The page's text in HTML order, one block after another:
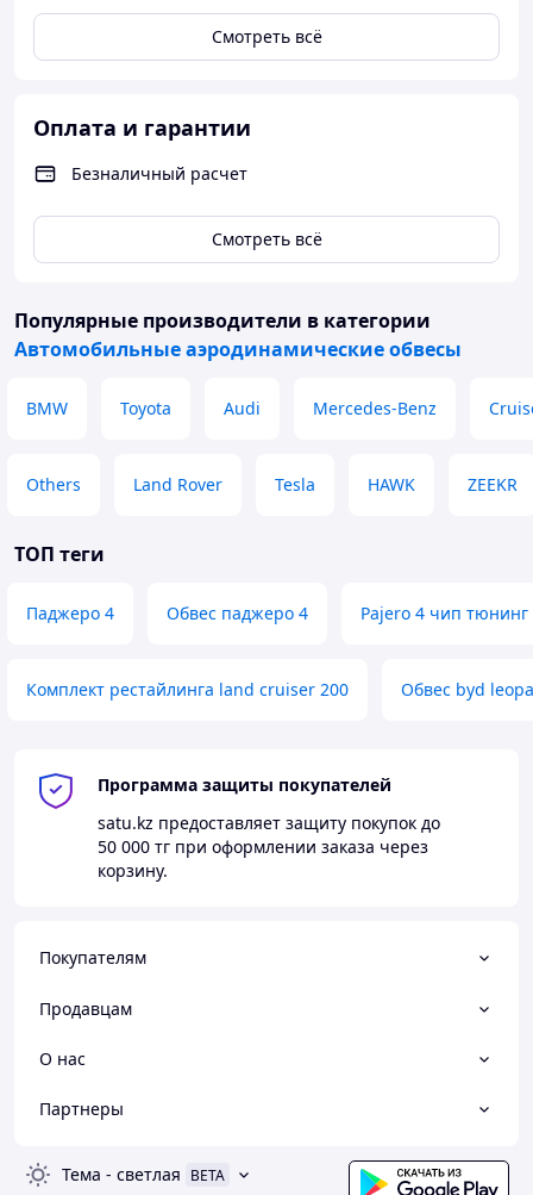
Смотреть всё
Оплата и гарантии
Безналичный расчет
Смотреть всё
Популярные производители в категории
Автомобильные аэродинамические обвесы
BMW Toyota Audi Mercedes-Benz
Others Land Rover Tesla HAWK ZEEKR
ТОП теги
Паджеро 4 Обвес паджеро 4 Pajero 4 чип тюнинг
Комплект рестайлинга land cruiser 200 Обвес byd
Программа защиты покупателей
satu.kz предоставляет защиту покупок до
50 000 тг при оформлении заказа через
корзину.
Покупателям
Продавцам
О нас
Партнеры
Тема - светлая BETA